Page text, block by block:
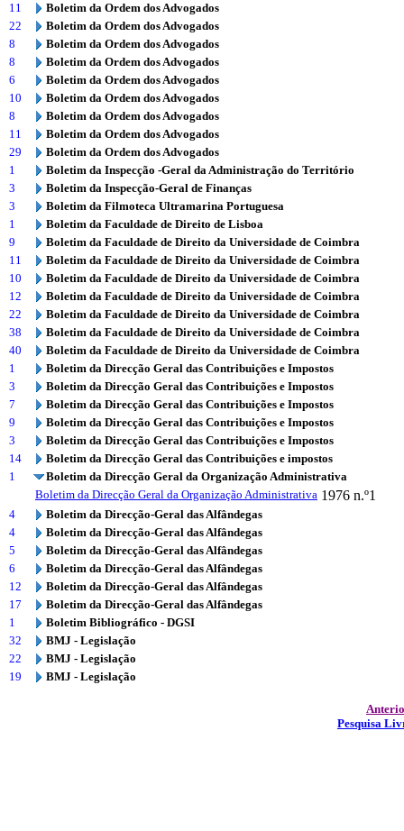
11
Boletim da Ordem dos Advogados
22
Boletim da Ordem dos Advogados
8
Boletim da Ordem dos Advogados
8
Boletim da Ordem dos Advogados
6
Boletim da Ordem dos Advogados
10
Boletim da Ordem dos Advogados
8
Boletim da Ordem dos Advogados
11
Boletim da Ordem dos Advogados
29
Boletim da Ordem dos Advogados
1
Boletim da Inspecção -Geral da Administração do Território
3
Boletim da Inspecção-Geral de Finanças
3
Boletim da Filmoteca Ultramarina Portuguesa
1
Boletim da Faculdade de Direito de Lisboa
9
Boletim da Faculdade de Direito da Universidade de Coimbra
11
Boletim da Faculdade de Direito da Universidade de Coimbra
10
Boletim da Faculdade de Direito da Universidade de Coimbra
12
Boletim da Faculdade de Direito da Universidade de Coimbra
22
Boletim da Faculdade de Direito da Universidade de Coimbra
38
Boletim da Faculdade de Direito da Universidade de Coimbra
40
Boletim da Faculdade de Direito da Universidade de Coimbra
1
Boletim da Direcção Geral das Contribuições e Impostos
3
Boletim da Direcção Geral das Contribuições e Impostos
7
Boletim da Direcção Geral das Contribuições e Impostos
9
Boletim da Direcção Geral das Contribuições e Impostos
3
Boletim da Direcção Geral das Contribuições e Impostos
14
Boletim da Direcção Geral das Contribuições e impostos
1
Boletim da Direcção Geral da Organização Administrativa
Boletim da Direcção Geral da Organização Administrativa 1976 n.º1
4
Boletim da Direcção-Geral das Alfândegas
4
Boletim da Direcção-Geral das Alfândegas
5
Boletim da Direcção-Geral das Alfândegas
6
Boletim da Direcção-Geral das Alfândegas
12
Boletim da Direcção-Geral das Alfândegas
17
Boletim da Direcção-Geral das Alfândegas
1
Boletim Bibliográfico - DGSI
32
BMJ - Legislação
22
BMJ - Legislação
19
BMJ - Legislação
Pesquisa